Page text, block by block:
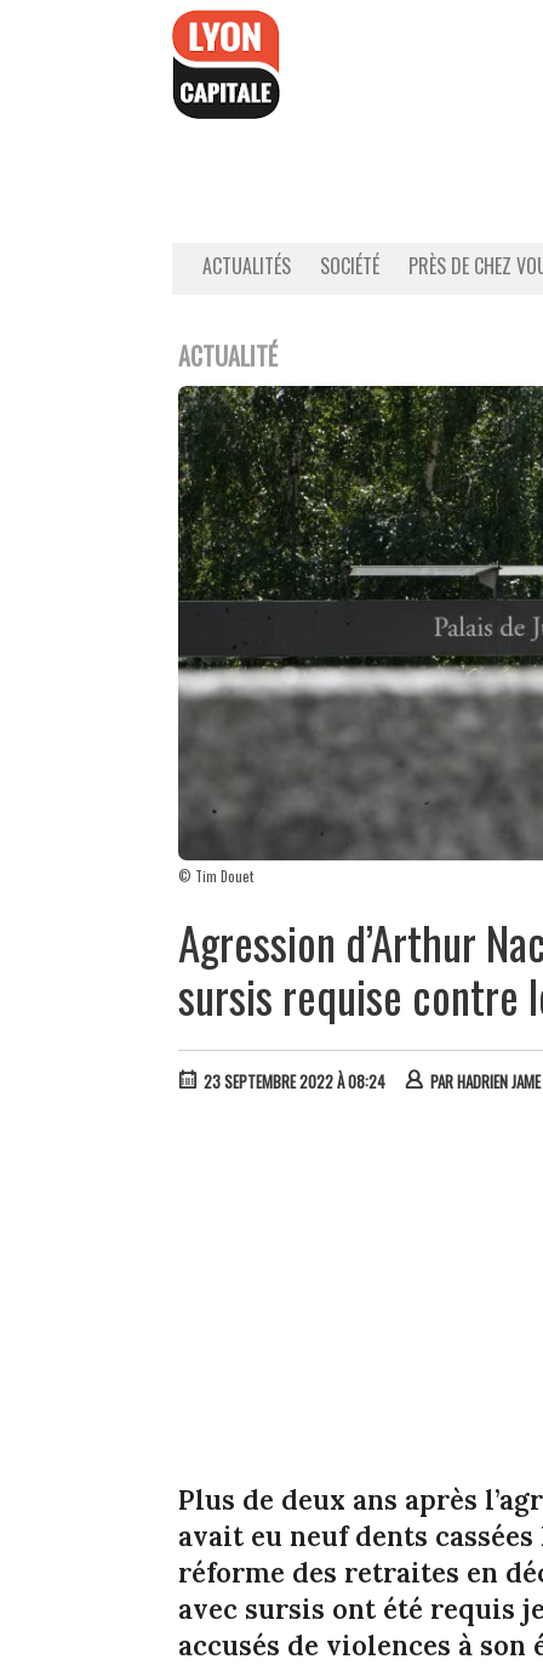
ACTUALITÉS SOCIÉTÉ PRÈS DE CHEZ
ACTUALITÉ
© Tim Douet
Agression d’Arthur
sursis requise contre
23 SEPTEMBRE 2022 À 08:24 PARHADRIEN JAME
Plus de deux ans après
avait eu neuf dents
réforme des retraites en
avec sursis ont été requis
accusés de violences à son